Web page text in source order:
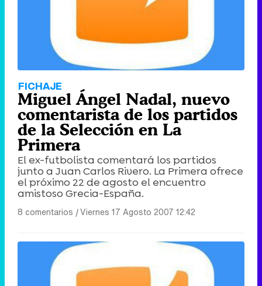
FICHAJE
Miguel Ángel Nadal, nuevo
comentarista de los partidos
de la Selección en La
Primera
El ex-futbolista comentará los partidos
junto a Juan Carlos Rivero. La Primera ofrece
el próximo 22 de agosto el encuentro
amistoso Grecia-España.
8 comentarios |Viernes 17 Agosto 2007 12:42